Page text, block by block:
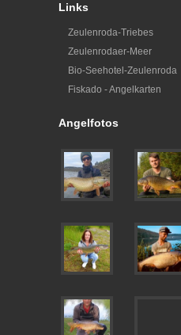
Links
Zeulenroda-Triebes
Zeulenrodaer-Meer
Bio-Seehotel-Zeulenroda
Fiskado - Angelkarten
Angelfotos